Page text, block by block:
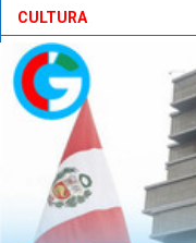
CULTURA